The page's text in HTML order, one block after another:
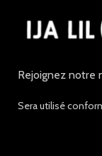
Rejoignez notre
Sera utilisé